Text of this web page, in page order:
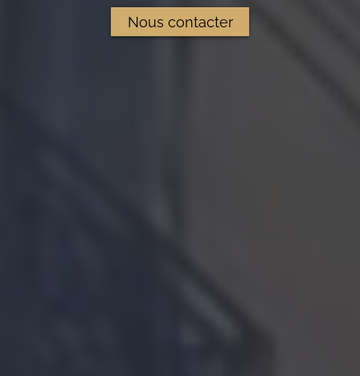
Nous contacter